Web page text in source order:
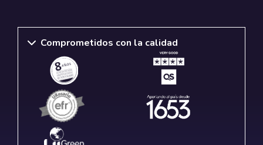
Comprometidos con la calidad